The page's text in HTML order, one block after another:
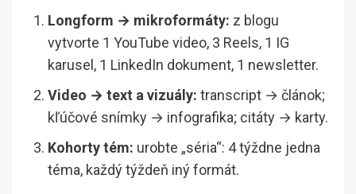
Longform → mikroformáty: z blogu
vytvorte 1 YouTube video, 3 Reels, 1 IG
karusel, 1 LinkedIn dokument, 1 newsletter.
Video → text a vizuály: transcript → článok;
kľúčové snímky → infografika; citáty → karty.
Kohorty tém: urobte „séria“: 4 týždne jedna
téma, každý týždeň iný formát.